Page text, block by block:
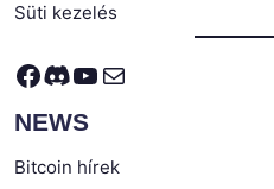
Süti kezelés
Facebook
Discord
YouTube
Mail
NEWS
Bitcoin hírek